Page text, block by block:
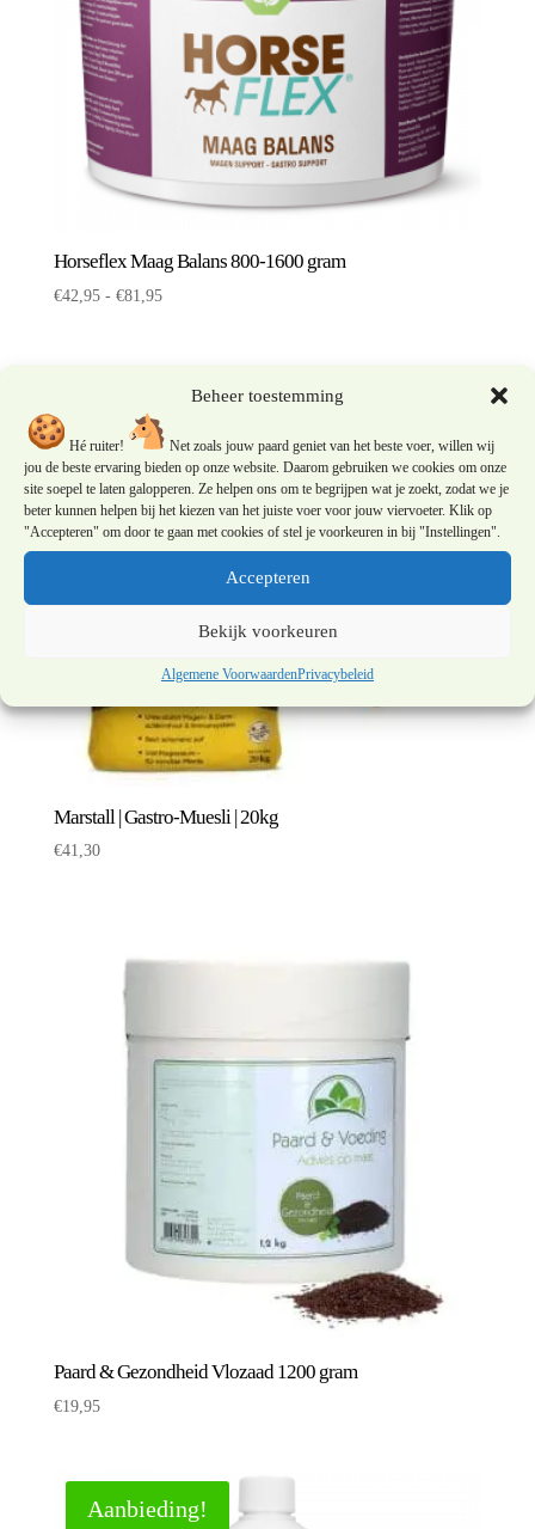
Beheer toestemming
Hé ruiter!
Net zoals jouw paard geniet van het beste voer, willen wij
jou de beste ervaring bieden op onze website. Daarom gebruiken we cookies om onze
site soepel te laten galopperen. Ze helpen ons om te begrijpen wat je zoekt, zodat we je
beter kunnen helpen bij het kiezen van het juiste voer voor jouw viervoeter. Klik op
"Accepteren" om door te gaan met cookies of stel je voorkeuren in bij "Instellingen".
Accepteren
Bekijk voorkeuren
Algemene VoorwaardenPrivacybeleid
Horseflex Maag Balans 800-1600 gram
€42,95 - €81,95Prijsklasse:
Marstall | Gastro-Muesli | 20kg
€41,30
Paard & Gezondheid Vlozaad 1200 gram
€19,95
Aanbieding!